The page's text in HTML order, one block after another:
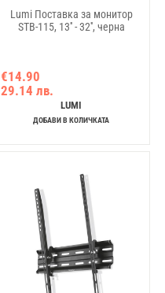
Lumi Поставка за монитор
STB-115, 13'' - 32'', черна
€14.90
29.14 лв.
LUMI
ДОБАВИ В КОЛИЧКАТА